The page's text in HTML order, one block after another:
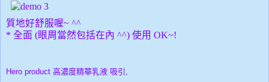
質地好舒服喔~ ^^
* 全面 (眼周當然包括在內 ^^) 使用 OK~!
Hero product 高濃度精華乳液 吸引,